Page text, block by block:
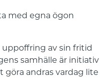
med egna ögon
av sin fritid
samhälle är initiativ
andras vardag lite